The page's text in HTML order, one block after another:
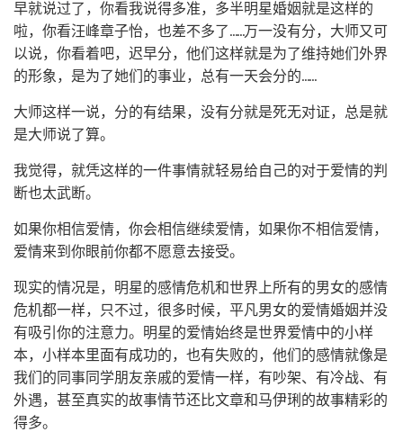
早就说过了，你看我说得多准，多半明星婚姻就是这样的
啦，你看汪峰章子怡，也差不多了……万一没有分，大师又可
以说，你看着吧，迟早分，他们这样就是为了维持她们外界
的形象，是为了她们的事业，总有一天会分的……
大师这样一说，分的有结果，没有分就是死无对证，总是就
是大师说了算。
我觉得，就凭这样的一件事情就轻易给自己的对于爱情的判
断也太武断。
如果你相信爱情，你会相信继续爱情，如果你不相信爱情，
爱情来到你眼前你都不愿意去接受。
现实的情况是，明星的感情危机和世界上所有的男女的感情
危机都一样，只不过，很多时候，平凡男女的爱情婚姻并没
有吸引你的注意力。明星的爱情始终是世界爱情中的小样
本，小样本里面有成功的，也有失败的，他们的感情就像是
我们的同事同学朋友亲戚的爱情一样，有吵架、有冷战、有
外遇，甚至真实的故事情节还比文章和马伊琍的故事精彩的
得多。